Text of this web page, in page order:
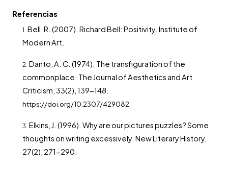
Referencias
Bell, R. (2007). Richard Bell: Positivity. Institute of
Modern Art.
Danto, A. C. (1974). The transfiguration of the
commonplace. The Journal of Aesthetics and Art
Criticism, 33(2), 139-148.
https://doi.org/10.2307/429082
Elkins, J. (1996). Why are our pictures puzzles? Some
thoughts on writing excessively. New Literary History,
27(2), 271-290.